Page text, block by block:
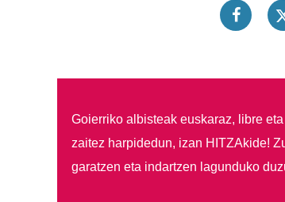
Goierriko albisteak euskaraz, libre
zaitez harpidedun, izan HITZAkide!
garatzen eta indartzen lagunduko